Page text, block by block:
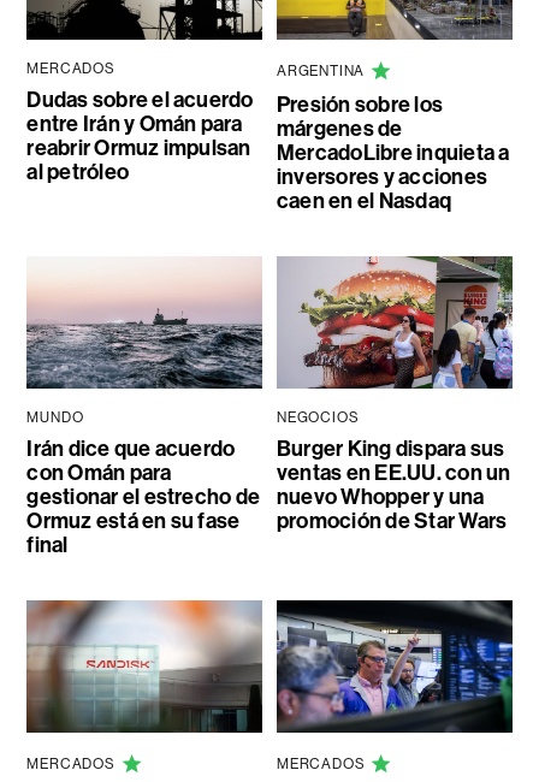
MERCADOS
Dudas sobre el acuerdo
entre Irán y Omán para
reabrir Ormuz impulsan
al petróleo
ARGENTINA
Presión sobre los
márgenes de
MercadoLibre inquieta a
inversores y acciones
caen en el Nasdaq
MUNDO
Irán dice que acuerdo
con Omán para
gestionar el estrecho de
Ormuz está en su fase
final
NEGOCIOS
Burger King dispara sus
ventas en EE.UU. con un
nuevo Whopper y una
promoción de Star Wars
MERCADOS MERCADOS